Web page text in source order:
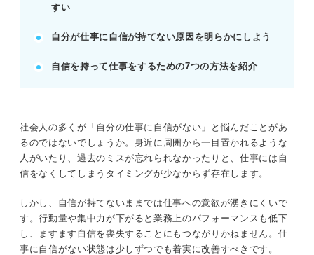
化する。
る。
に変える。
記事の該当箇所を見る
仕事に自信がない人には自分を肯定するきっか
けが必要！ 行動でチャンスを作ろう
自分に厳し過ぎる？ 仕事で自信が持てないの
は真面目さの裏返し
仕事に自信がない人が陥りやすい4つの心理と
その背景
すい
自分が仕事に自信が持てない原因を明らかにしよう
自信を持って仕事をするための7つの方法を紹介
社会人の多くが「自分の仕事に自信がない」と悩んだことがあ
るのではないでしょうか。身近に周囲から一目置かれるような
人がいたり、過去のミスが忘れられなかったりと、仕事には自
信をなくしてしまうタイミングが少なからず存在します。
しかし、自信が持てないままでは仕事への意欲が湧きにくいで
す。行動量や集中力が下がると業務上のパフォーマンスも低下
し、ますます自信を喪失することにもつながりかねません。仕
事に自信がない状態は少しずつでも着実に改善すべきです。